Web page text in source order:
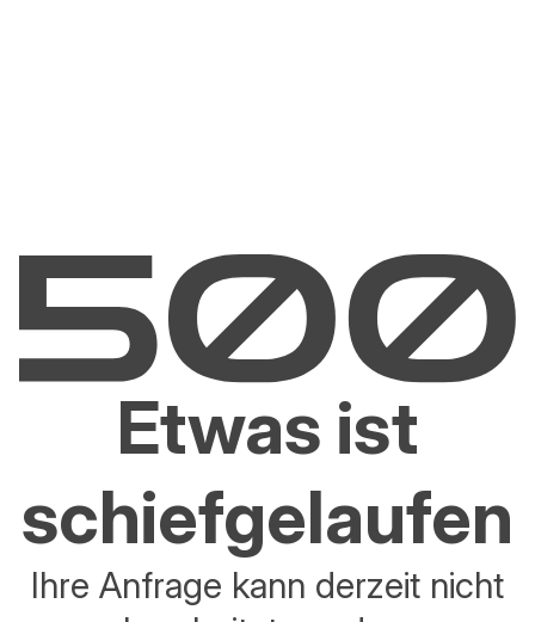
Etwas ist
schiefgelaufen
Ihre Anfrage kann derzeit nicht